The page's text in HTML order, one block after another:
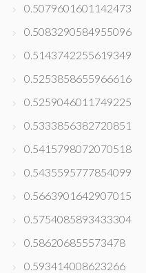
0.5079601601142473
0.5083290584955096
0.5143742255619349
0.5253858655966616
0.5259046011749225
0.5333856382720851
0.5415798072070518
0.5435595777854099
0.5663901642907015
0.5754085893433304
0.586206855573478
0.593414008623266